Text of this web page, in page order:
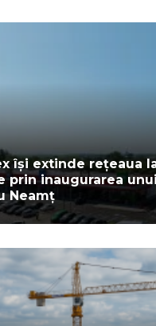
își extinde rețeaua
prin inaugurarea
Neamț